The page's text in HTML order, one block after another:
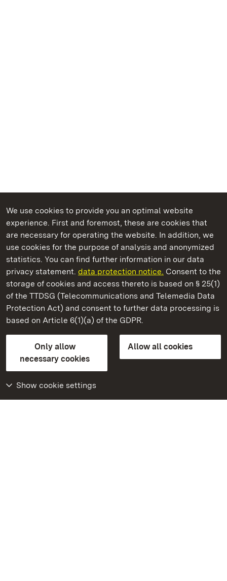
We use cookies to provide you an optimal website
experience. First and foremost, these are cookies that
are necessary for operating the website. In addition, we
use cookies for the purpose of analysis and anonymized
statistics. You can find further information in our data
privacy statement. data protection notice. Consent to the
storage of cookies and access thereto is based on § 25(1)
of the TTDSG (Telecommunications and Telemedia Data
Protection Act) and consent to further data processing is
based on Article 6(1)(a) of the GDPR.
Only allow
necessary cookies
Allow all cookies
Show cookie settings
State Palaces and Gardens of Baden-Wuerttemberg
Hochburg Castle
State Palaces and Gardens of Baden-Wuerttemberg
FAQMasthead Data protection
Declaration on barrier-free access
BITV-konform (geprüfte Seiten)